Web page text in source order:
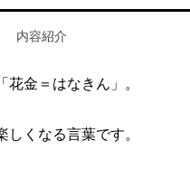
内容紹介
花金＝はなきん」。
しくなる言葉です。